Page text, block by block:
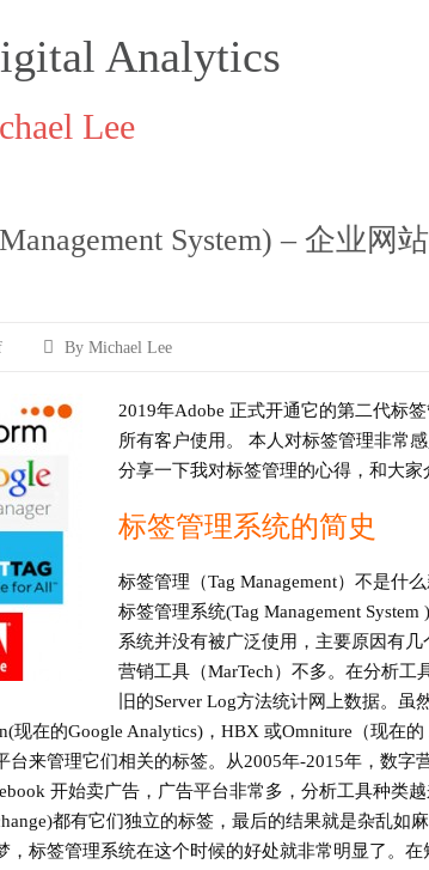
Analytics
Lee
System) – 企业网
on
管
理
系
统
（Tag
Management
System)
–
企
网
站
不
可
缺
By Michael Lee
2019年Adobe 正式开通它的第二代标
所有客户使用。 本人对标签管理非常
分享一下我对标签管理的心得，和大家
标签管理系统的简史
标签管理（Tag Management）不是什
标签管理系统(Tag Management
系统并没有被广泛使用，主要原因有
营销工具（MarTech）不多。在分析工
旧的Server Log方法统计网上数据。虽
现在的Google Analytics)，HBX 或Omniture（现在
来管理它们相关的标签。从2005年-2015年，数字
开始卖广告，广告平台非常多，分析工具种类
都有它们独立的标签，最后的结果就是杂乱如
，标签管理系统在这个时候的好处就非常明显了。